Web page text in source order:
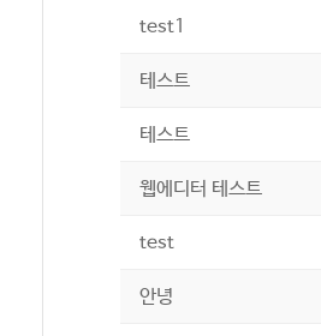
test1
테스트
테스트
웹에디터 테스트
test
안녕